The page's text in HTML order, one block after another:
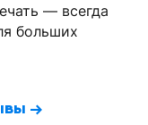
— всегда
больших
→